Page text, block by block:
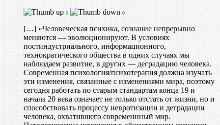
0 0
[…] «Человеческая психика, сознание непрерывно
меняются — эволюционируют. В условиях
постиндустриального, информационного,
технократического общества в одних случаях мы
наблюдаем развитие, в других — деградацию человека.
Современная психология/психотерапия должна изучать
эти изменения, связанные с изменениями мира, поэтому
сегодня работать по старым стандартам конца 19 и
начала 20 века означает не только отстать от жизни, но и
способствовать процессу невротизации и деградации
человека, охватившего современнный мир.